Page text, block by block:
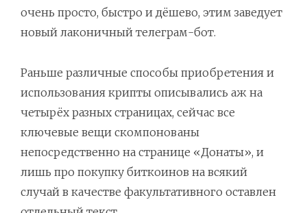
очень просто, быстро и дёшево, этим заведует
новый лаконичный телеграм-бот.
Раньше различные способы приобретения и
использования крипты описывались аж на
четырёх разных страницах, сейчас все
ключевые вещи скомпонованы
непосредственно на странице «Донаты», и
лишь про покупку биткоинов на всякий
случай в качестве факультативного оставлен